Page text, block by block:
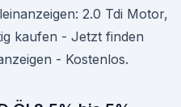
2.0 Tdi Motor,
kaufen - Jetzt finden
- Kostenlos.